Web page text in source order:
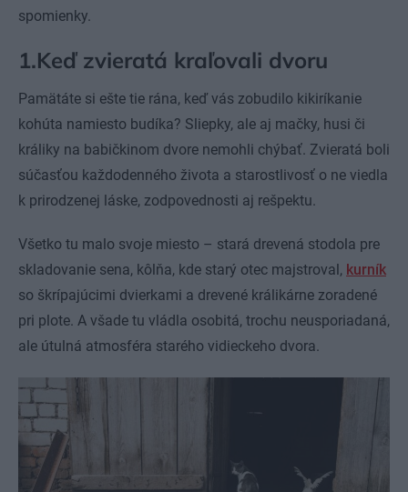
spomienky.
1.Keď zvieratá kraľovali dvoru
Pamätáte si ešte tie rána, keď vás zobudilo kikiríkanie
kohúta namiesto budíka? Sliepky, ale aj mačky, husi či
králiky na babičkinom dvore nemohli chýbať. Zvieratá boli
súčasťou každodenného života a starostlivosť o ne viedla
k prirodzenej láske, zodpovednosti aj rešpektu.
Všetko tu malo svoje miesto – stará drevená stodola pre
skladovanie sena, kôlňa, kde starý otec majstroval, kurník
so škrípajúcimi dvierkami a drevené králikárne zoradené
pri plote. A všade tu vládla osobitá, trochu neusporiadaná,
ale útulná atmosféra starého vidieckeho dvora.